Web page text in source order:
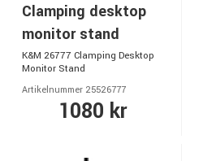
Clamping desktop
monitor stand
K&M 26777 Clamping Desktop
Monitor Stand
Artikelnummer 25526777
1080 kr